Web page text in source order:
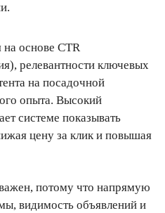
основе CTR
релевантности ключевых
на посадочной
опыта. Высокий
системе показывать
цену за клик и повышая
потому что напрямую
видимость объявлений и